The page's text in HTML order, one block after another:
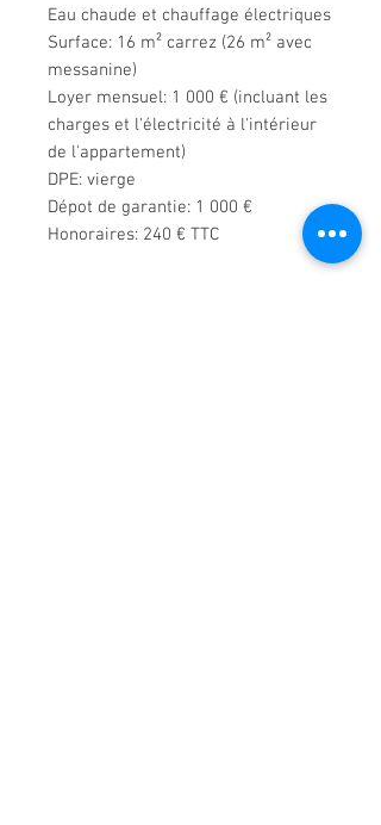
Eau chaude et chauffage électriques
Surface: 16 m² carrez (26 m² avec
messanine)
Loyer mensuel: 1 000 € (incluant les
charges et l'électricité à l'intérieur
de l'appartement)
DPE: vierge
Dépot de garantie: 1 000 €
Honoraires: 240 € TTC